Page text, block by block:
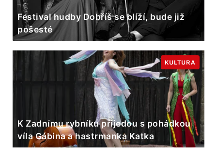
Festival hudby Dobříš se blíží, bude již
pošesté
K Zadnímu rybníku přijedou s pohádkou
víla Gábina a hastrmanka Katka
KULTURA